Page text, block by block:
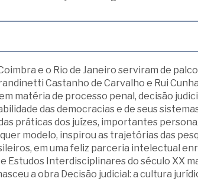
e o Rio de Janeiro serviram de
Castanho de Carvalho e Rui
matéria de processo penal, decisão
das democracias e de seus
práticas dos juízes, importantes
modelo, inspirou as trajetórias das
em uma feliz parceria intelectual
Estudos Interdisciplinares do século XX
a obra Decisão judicial: a cultura